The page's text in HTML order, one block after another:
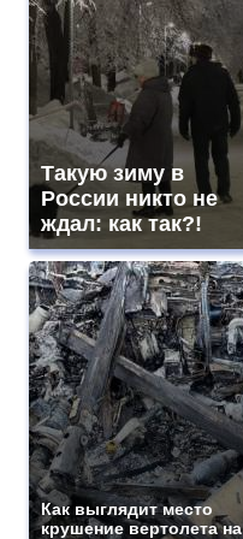
Такую зиму в
России никто не
ждал: как так?!
Как выглядит место
крушение вертолета на